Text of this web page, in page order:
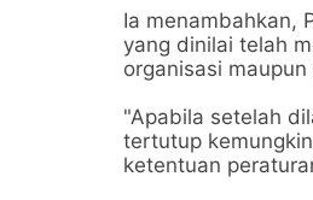
Ia menambahkan,
yang dinilai telah
organisasi maupun
"Apabila setelah
tertutup
ketentuan